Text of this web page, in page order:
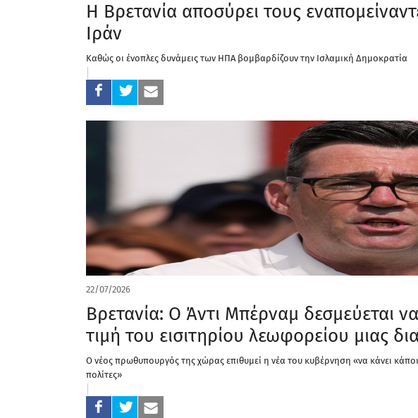
Η Βρετανία αποσύρει τους
Ιράν
Καθώς οι ένοπλες δυνάμεις των ΗΠΑ βομβαρδίζουν την Ισλαμική Δημοκρατία
22/07/2026
Βρετανία: Ο Άντι Μπέρναμ δεσμεύεται
τιμή του εισιτηρίου λεωφορείου μιας
Ο νέος πρωθυπουργός της χώρας επιθυμεί η νέα του κυβέρνηση «να κάνει
πολίτες»